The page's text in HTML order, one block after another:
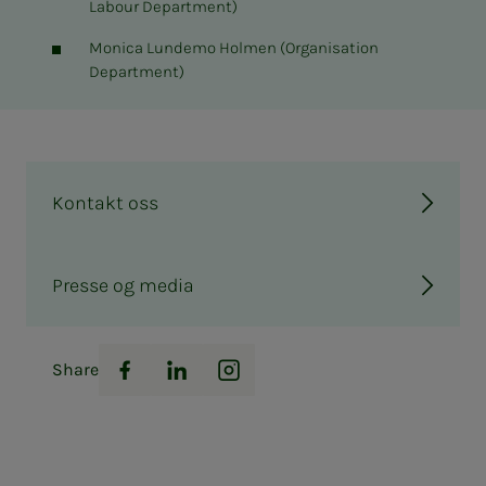
Labour Department)
Monica Lundemo Holmen (Organisation
Department)
Kontakt oss
Presse og media
Share
Facebook
LinkedInInstagram